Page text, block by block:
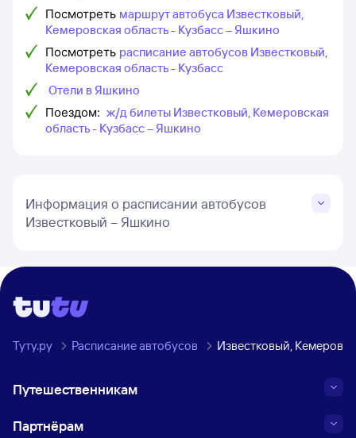
Посмотреть маршрут автобуса Известковый,
Кемеровская область - Кузбасс – Яшкино
Посмотреть расписание автобусов Известковый,
Кемеровская область - Кузбасс
Отели в Яшкино
Поездом: ж/д билеты Известковый, Кемеровская
область - Кузбасс – Яшкино
Информация о расписании автобусов
Известковый – Яшкино
Туту.ру Расписание автобусов Известковый,
Путешественникам
Партнёрам